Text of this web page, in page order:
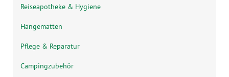
Reiseapotheke & Hygiene
Hängematten
Pflege & Reparatur
Campingzubehör